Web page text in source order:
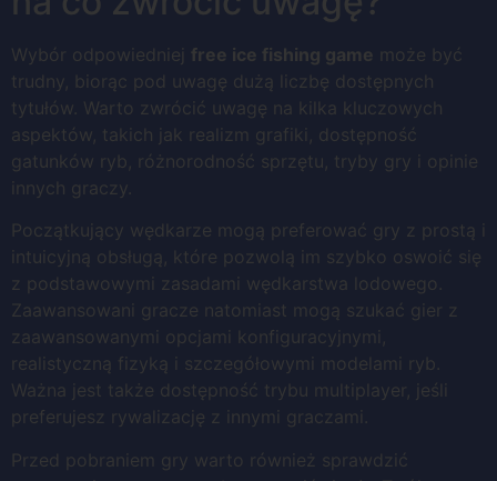
Wybór odpowiedniej free ice fishing game może być
trudny, biorąc pod uwagę dużą liczbę dostępnych
tytułów. Warto zwrócić uwagę na kilka kluczowych
aspektów, takich jak realizm grafiki, dostępność
gatunków ryb, różnorodność sprzętu, tryby gry i opinie
innych graczy.
Początkujący wędkarze mogą preferować gry z prostą i
intuicyjną obsługą, które pozwolą im szybko oswoić się
z podstawowymi zasadami wędkarstwa lodowego.
Zaawansowani gracze natomiast mogą szukać gier z
zaawansowanymi opcjami konfiguracyjnymi,
realistyczną fizyką i szczegółowymi modelami ryb.
Ważna jest także dostępność trybu multiplayer, jeśli
preferujesz rywalizację z innymi graczami.
Przed pobraniem gry warto również sprawdzić